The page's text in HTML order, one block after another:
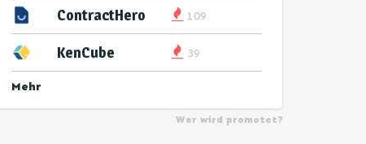
ContractHero 109
KenCube 39
Mehr
Wer wird promotet?